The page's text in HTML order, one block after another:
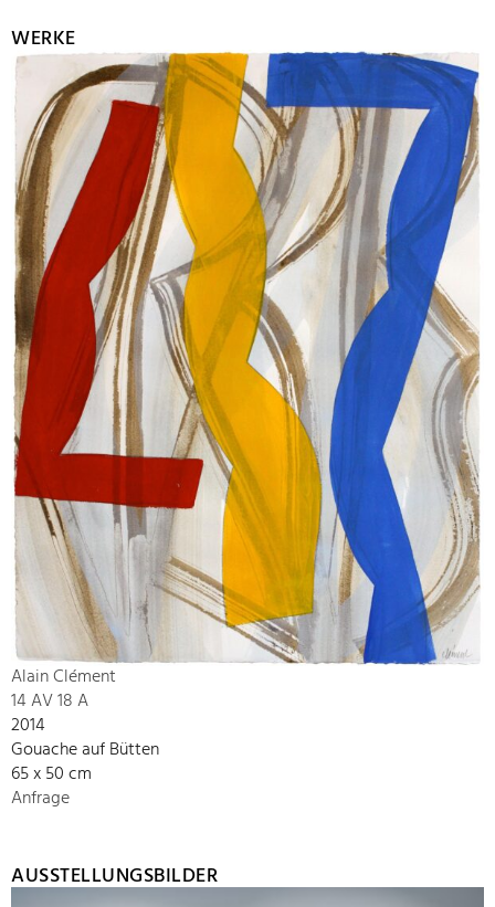
WERKE
Alain Clément
14 AV 18 A
2014
Gouache auf Bütten
65 x 50 cm
Anfrage
AUSSTELLUNGSBILDER